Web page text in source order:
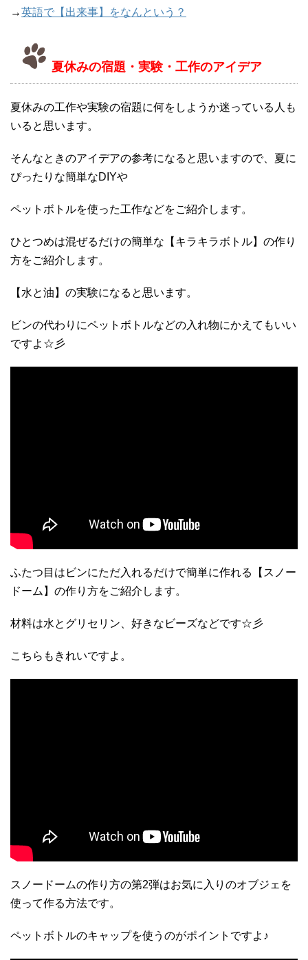
→英語で【出来事】をなんという？
夏休みの宿題・実験・工作のアイデア
夏休みの工作や実験の宿題に何をしようか迷っている人も
いると思います。
そんなときのアイデアの参考になると思いますので、夏に
ぴったりな簡単なDIYや
ペットボトルを使った工作などをご紹介します。
ひとつめは混ぜるだけの簡単な【キラキラボトル】の作り
方をご紹介します。
【水と油】の実験になると思います。
ビンの代わりにペットボトルなどの入れ物にかえてもいい
ですよ☆彡
ふたつ目はビンにただ入れるだけで簡単に作れる【スノー
ドーム】の作り方をご紹介します。
材料は水とグリセリン、好きなビーズなどです☆彡
こちらもきれいですよ。
スノードームの作り方の第2弾はお気に入りのオブジェを
使って作る方法です。
ペットボトルのキャップを使うのがポイントですよ♪